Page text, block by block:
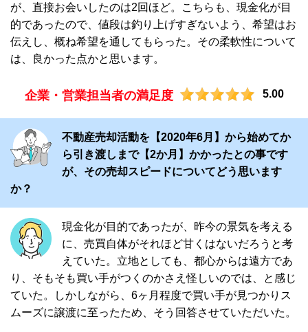
が、直接お会いしたのは2回ほど。こちらも、現金化が目
的であったので、値段は釣り上げすぎないよう、希望はお
伝えし、概ね希望を通してもらった。その柔軟性について
は、良かった点かと思います。
企業・営業担当者の満足度 5.00
不動産売却活動を【2020年6月】から始めてか
ら引き渡しまで【2か月】かかったとの事です
が、その売却スピードについてどう思います
か？
現金化が目的であったが、昨今の景気を考える
に、売買自体がそれほど甘くはないだろうと考
えていた。立地としても、都心からは遠方であ
り、そもそも買い手がつくのかさえ怪しいのでは、と感じ
ていた。しかしながら、6ヶ月程度で買い手が見つかりス
ムーズに譲渡に至ったため、そう回答させていただいた。